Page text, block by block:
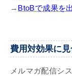
→ BtoBで成果を
費用対効果に
メルマガ配信シ